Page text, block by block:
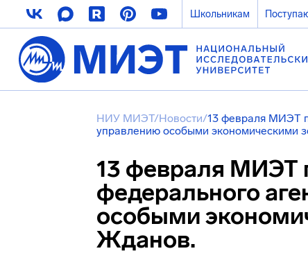
Школьникам
НИУ МИЭТ/Новости/13 февраля МИЭТ
управлению особыми
13 февраля МИЭТ
федерального
особыми
Жданов.